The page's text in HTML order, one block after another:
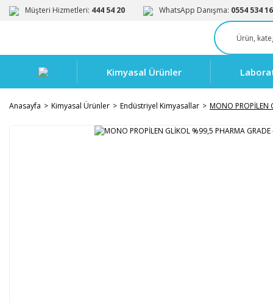
Müşteri Hizmetleri: 444 54 20 WhatsApp Danışma: 0554 534
Kimyasal Ürünler
Anasayfa Kimyasal Ürünler Endüstriyel Kimyasallar MONO PROPİLEN